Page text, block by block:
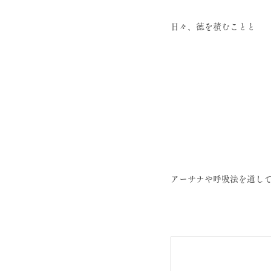
日々、徳を積むことと
アーサナや呼吸法を通して